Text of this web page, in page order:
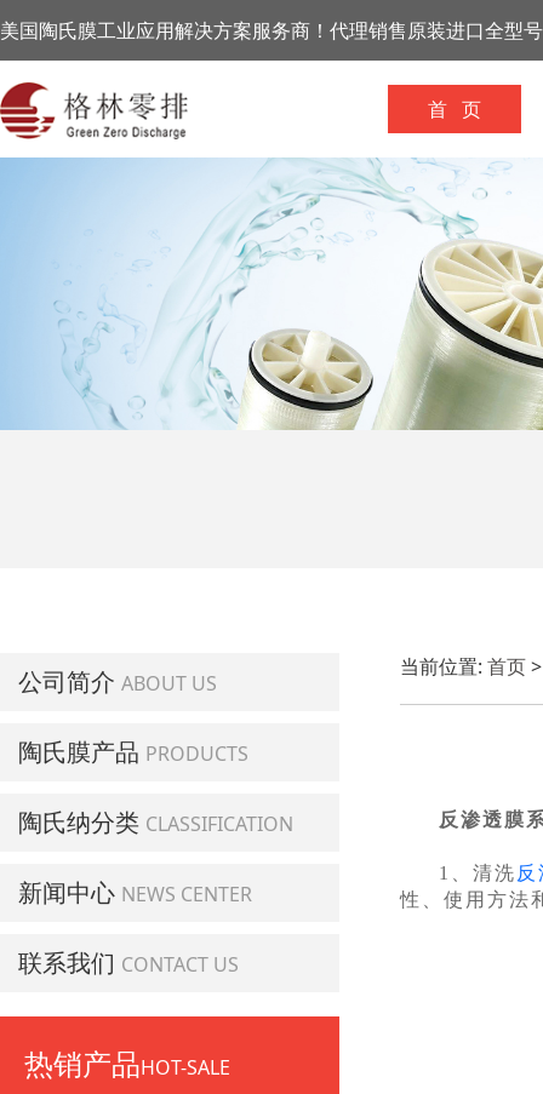
美国陶氏膜工业应用解决方案服务商！代理销售原装进口全型
首 页
公司简介 ABOUT US
陶氏膜产品 PRODUCTS
陶氏纳分类 CLASSIFICATION
新闻中心 NEWS CENTER
联系我们 CONTACT US
热销产品HOT-SALE
当前位置: 首页
反渗透膜
1、清洗
性、使用方法